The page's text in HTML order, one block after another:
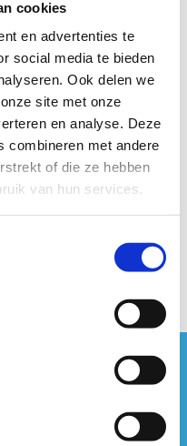
cookies
en advertenties te
social media te bieden
Ook delen we
site met onze
en analyse. Deze
combineren met andere
of die ze hebben
van hun services.
contributors
de route